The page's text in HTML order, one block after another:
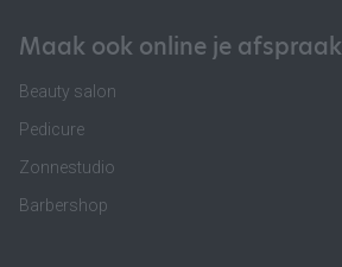
Maak ook online je afspraak
Beauty salon
Pedicure
Zonnestudio
Barbershop